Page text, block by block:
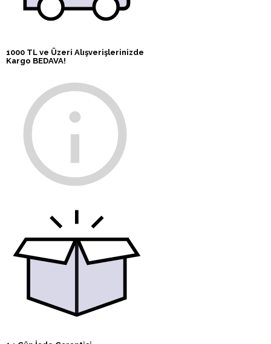
1000 TL ve Üzeri Alışverişlerinizde
Kargo BEDAVA!